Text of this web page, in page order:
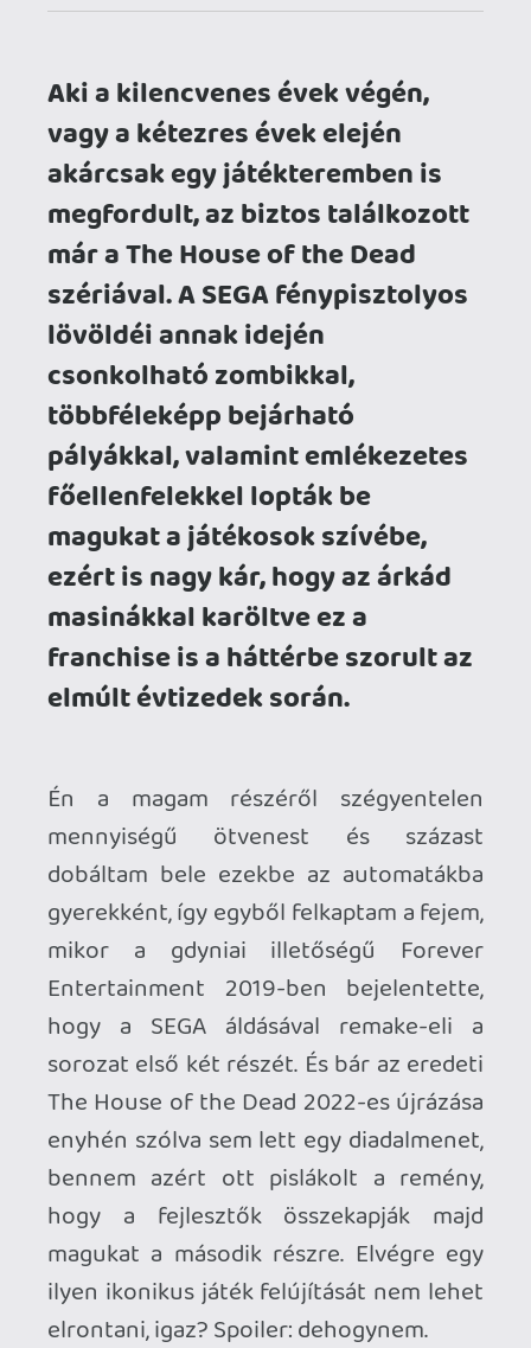
pályákkal, valamint emlékezetes
magukat a játékosok szívébe,
ezért is nagy kár, hogy az árkád
masinákkal karöltve ez a
franchise is a háttérbe szorult az
elmúlt évtizedek során.
Én a magam részéről szégyentelen
mennyiségű ötvenest és százast
dobáltam bele ezekbe az automatákba
gyerekként, így egyből felkaptam a fejem,
mikor a gdyniai illetőségű Forever
Entertainment 2019-ben bejelentette,
hogy a SEGA áldásával remake-eli a
sorozat első két részét. És bár az eredeti
The House of the Dead 2022-es újrázása
enyhén szólva sem lett egy diadalmenet,
bennem azért ott pislákolt a remény,
hogy a fejlesztők összekapják majd
magukat a második részre. Elvégre egy
ilyen ikonikus játék felújítását nem lehet
elrontani, igaz? Spoiler: dehogynem.
Pedig a The House of the Dead 2: Remake
első pillantásra nem is tér el olyan
nagyon az eredetitől. A sztori
középpontjában ezúttal is az AMS néven
futó fiktív kormányügynökség két
embere áll, akiket a 2000-es évek
Velencéjébe szólít a kötelesség na meg
egy frissen kitört zombijárvány. A
körülbelül 30-40 perc alatt kipörgethető
kampány során a feladatunk annyi, hogy
bejárjuk az olasz város utcáit,
megmentünk minden civilt, akivel
találkozunk, és golyót küldünk bárkibe,